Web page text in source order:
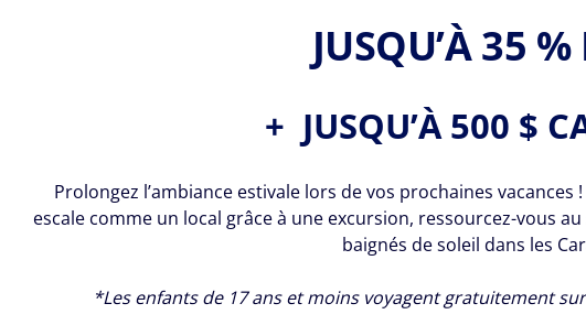
JUSQU’À 35
+ JUSQU’À 500 $
Prolongez l’ambiance estivale lors de vos prochaines
escale comme un local grâce à une excursion, ressourcez-vous
baignés de soleil dans les
*Les enfants de 17 ans et moins voyagent gratuitement